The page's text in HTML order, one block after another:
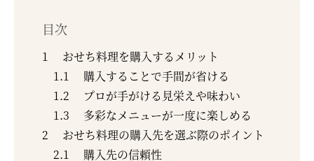
目次
1
おせち料理を購入するメリット
1.1
購入することで手間が省ける
1.2
プロが手がける見栄えや味わい
1.3
多彩なメニューが一度に楽しめる
2
おせち料理の購入先を選ぶ際のポイント
2.1
購入先の信頼性